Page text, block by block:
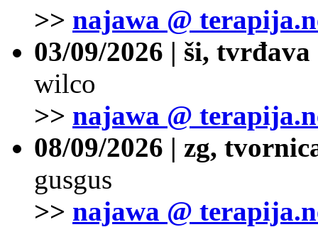
>> najawa @
03/09/2026 | ši,
wilco
>> najawa @
08/09/2026 | zg,
gusgus
>> najawa @